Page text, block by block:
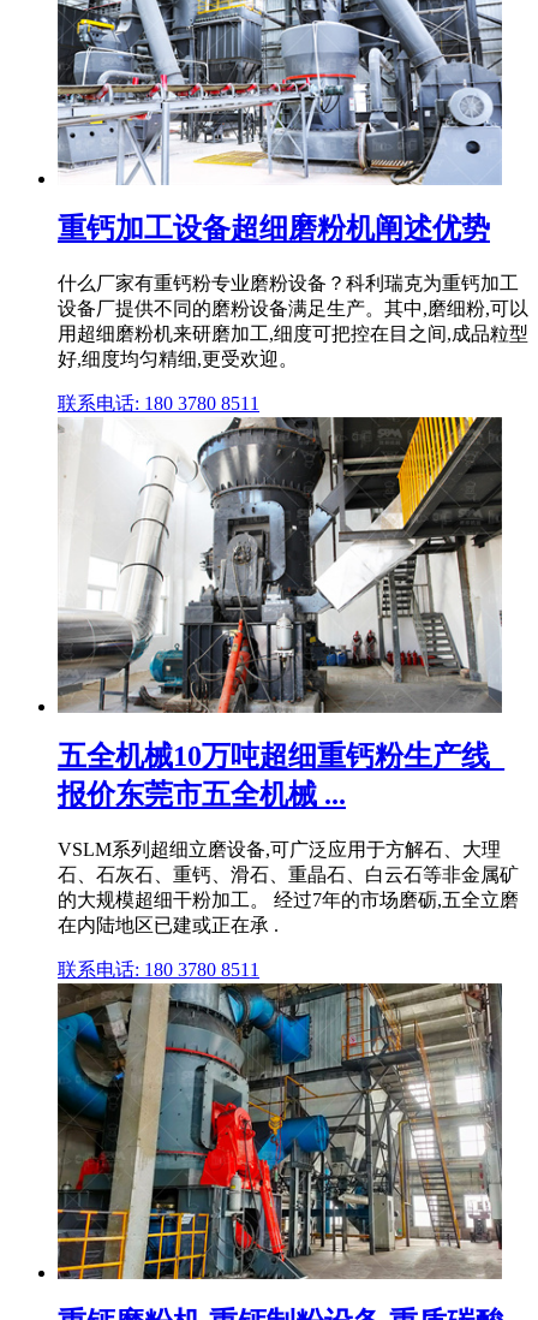
重钙加工设备超细磨粉机阐述优势
什么厂家有重钙粉专业磨粉设备？科利瑞克为重钙加工
设备厂提供不同的磨粉设备满足生产。其中,磨细粉,可以
用超细磨粉机来研磨加工,细度可把控在目之间,成品粒型
好,细度均匀精细,更受欢迎。
联系电话: 180 3780 8511
五全机械10万吨超细重钙粉生产线_
报价东莞市五全机械 ...
VSLM系列超细立磨设备,可广泛应用于方解石、大理
石、石灰石、重钙、滑石、重晶石、白云石等非金属矿
的大规模超细干粉加工。 经过7年的市场磨砺,五全立磨
在内陆地区已建或正在承 .
联系电话: 180 3780 8511